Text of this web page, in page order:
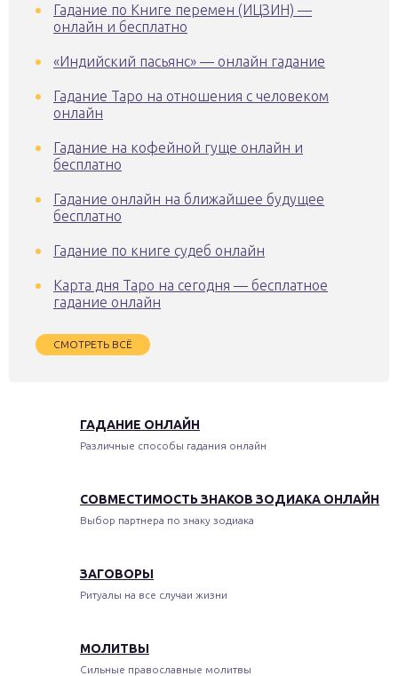
Гадание по Книге перемен (ИЦЗИН) —
онлайн и бесплатно
«Индийский пасьянс» — онлайн гадание
Гадание Таро на отношения с человеком
онлайн
Гадание на кофейной гуще онлайн и
бесплатно
Гадание онлайн на ближайшее будущее
бесплатно
Гадание по книге судеб онлайн
Карта дня Таро на сегодня — бесплатное
гадание онлайн
СМОТРЕТЬ ВСЁ
ГАДАНИЕ ОНЛАЙН
Различные способы гадания онлайн
СОВМЕСТИМОСТЬ ЗНАКОВ ЗОДИАКА ОНЛАЙН
Выбор партнера по знаку зодиака
ЗАГОВОРЫ
Ритуалы на все случаи жизни
МОЛИТВЫ
Сильные православные молитвы